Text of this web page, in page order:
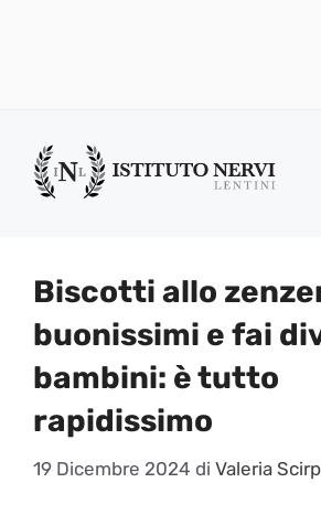
contenuto
Biscotti allo
buonissimi e fai
bambini: è tutto
rapidissimo
19 Dicembre 2024 di Valeria